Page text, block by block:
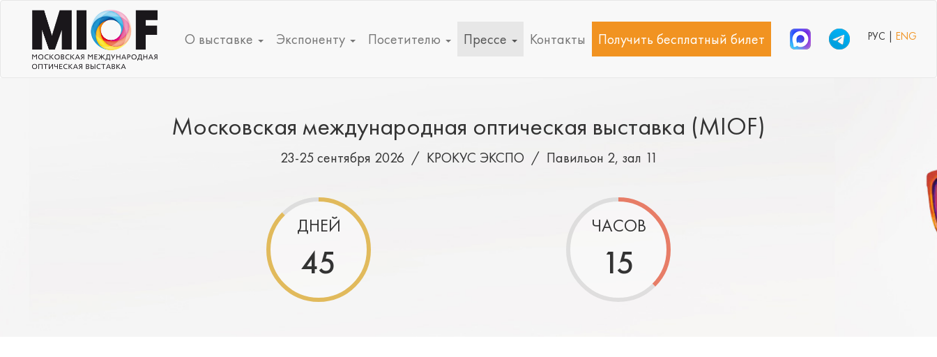
О выставке Экспоненту Посетителю Прессе Контакты Получить бесплатный билет РУС |ENG
Московская международная оптическая выставка (MIOF)
23-25 сентября 2026 / КРОКУС ЭКСПО / Павильон 2, зал 11
ДНЕЙ
45
ЧАСОВ
15